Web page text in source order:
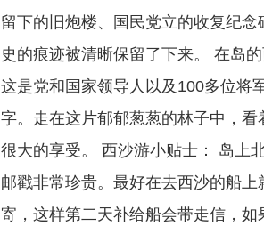
留下的旧炮楼、国民党立的收复纪
史的痕迹被清晰保留了下来。 在岛
这是党和国家领导人以及100多位将
字。走在这片郁郁葱葱的林子中，
很大的享受。 西沙游小贴士： 岛上
邮戳非常珍贵。最好在去西沙的船
寄，这样第二天补给船会带走信，